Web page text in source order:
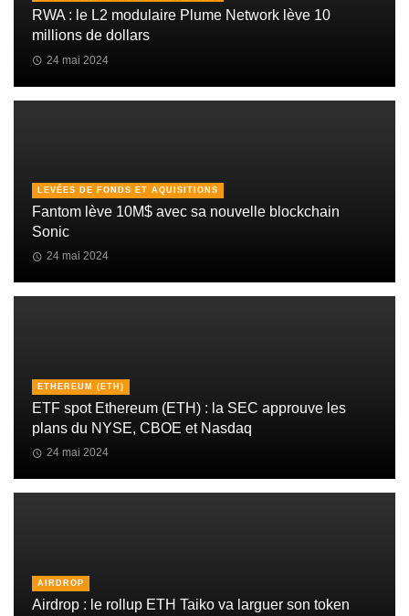
RWA : le L2 modulaire Plume Network lève 10
millions de dollars
24 mai 2024
LEVÉES DE FONDS ET AQUISITIONS
Fantom lève 10M$ avec sa nouvelle blockchain
Sonic
24 mai 2024
ETHEREUM (ETH)
ETF spot Ethereum (ETH) : la SEC approuve les
plans du NYSE, CBOE et Nasdaq
24 mai 2024
AIRDROP
Airdrop : le rollup ETH Taiko va larguer son token